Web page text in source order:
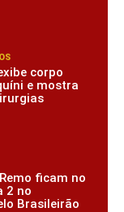
corpo
e mostra
ficam no
2 no
Brasileirão